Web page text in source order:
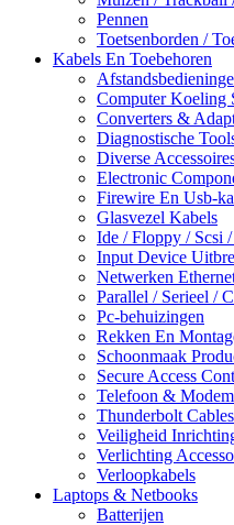
Pennen
Toetsenborden /
Kabels En Toebehoren
Computer Koeling
Converters &
Diagnostische
Diverse
Electronic
Firewire En Usb-
Glasvezel Kabels
Ide / Floppy / Scsi /
Input Device
Netwerken
Parallel / Serieel /
Pc-behuizingen
Rekken En
Schoonmaak
Secure Access
Telefoon &
Thunderbolt Cables
Veiligheid
Verlichting
Verloopkabels
Laptops & Netbooks
Batterijen